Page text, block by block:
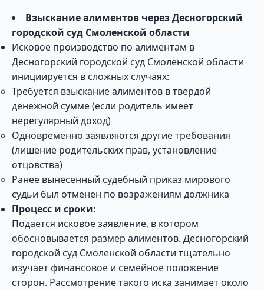
Взыскание алиментов через Десногорский
городской суд Смоленской области
Исковое производство по алиментам в
Десногорский городской суд Смоленской области
инициируется в сложных случаях:
Требуется взыскание алиментов в твердой
денежной сумме (если родитель имеет
нерегулярный доход)
Одновременно заявляются другие требования
(лишение родительских прав, установление
отцовства)
Ранее вынесенный судебный приказ мирового
судьи был отменен по возражениям должника
Процесс и сроки:
Подается исковое заявление, в котором
обосновывается размер алиментов. Десногорский
городской суд Смоленской области тщательно
изучает финансовое и семейное положение
сторон. Рассмотрение такого иска занимает около